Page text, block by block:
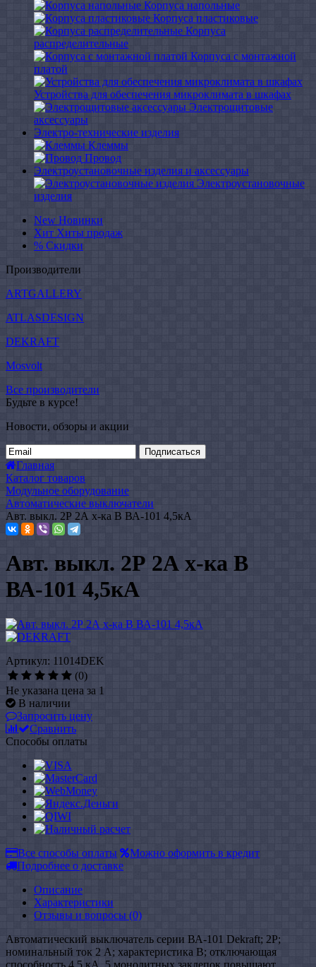
Корпуса напольные
Корпуса пластиковые
Корпуса
распределительные
Корпуса с монтажной
платой
Устройства для обеспечения микроклимата в шкафах
Электрощитовые
аксессуары
Электро-технические изделия
Клеммы
Провод
Электроустановочные изделия и аксессуары
Электроустановочные
изделия
New Новинки
Хит Хиты продаж
% Скидки
Производители
ARTGALLERY
ATLASDESIGN
DEKRAFT
Mosvolt
Все производители
Будьте в курсе!
Новости, обзоры и акции
Подписаться
Главная
Каталог товаров
Модульное оборудование
Автоматические выключатели
Авт. выкл. 2Р 2А х-ка B ВА-101 4,5кА
Авт. выкл. 2Р 2А х-ка B
ВА-101 4,5кА
Артикул: 11014DEK
(0)
Не указана цена за 1
В наличии
Запросить цену
Сравнить
Способы оплаты
Все способы оплаты
Можно оформить в кредит
Подробнее о доставке
Описание
Характеристики
Отзывы и вопросы (0)
Автоматический выключатель серии ВА-101 Dekraft; 2P;
номинальный ток 2 А; характеристика B; отключающая
способность 4,5 кА. 5 монолитных заклепок повышают